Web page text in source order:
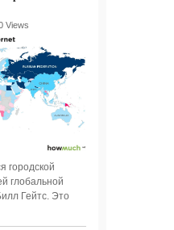
Views
городской
глобальной
Гейтс. Это